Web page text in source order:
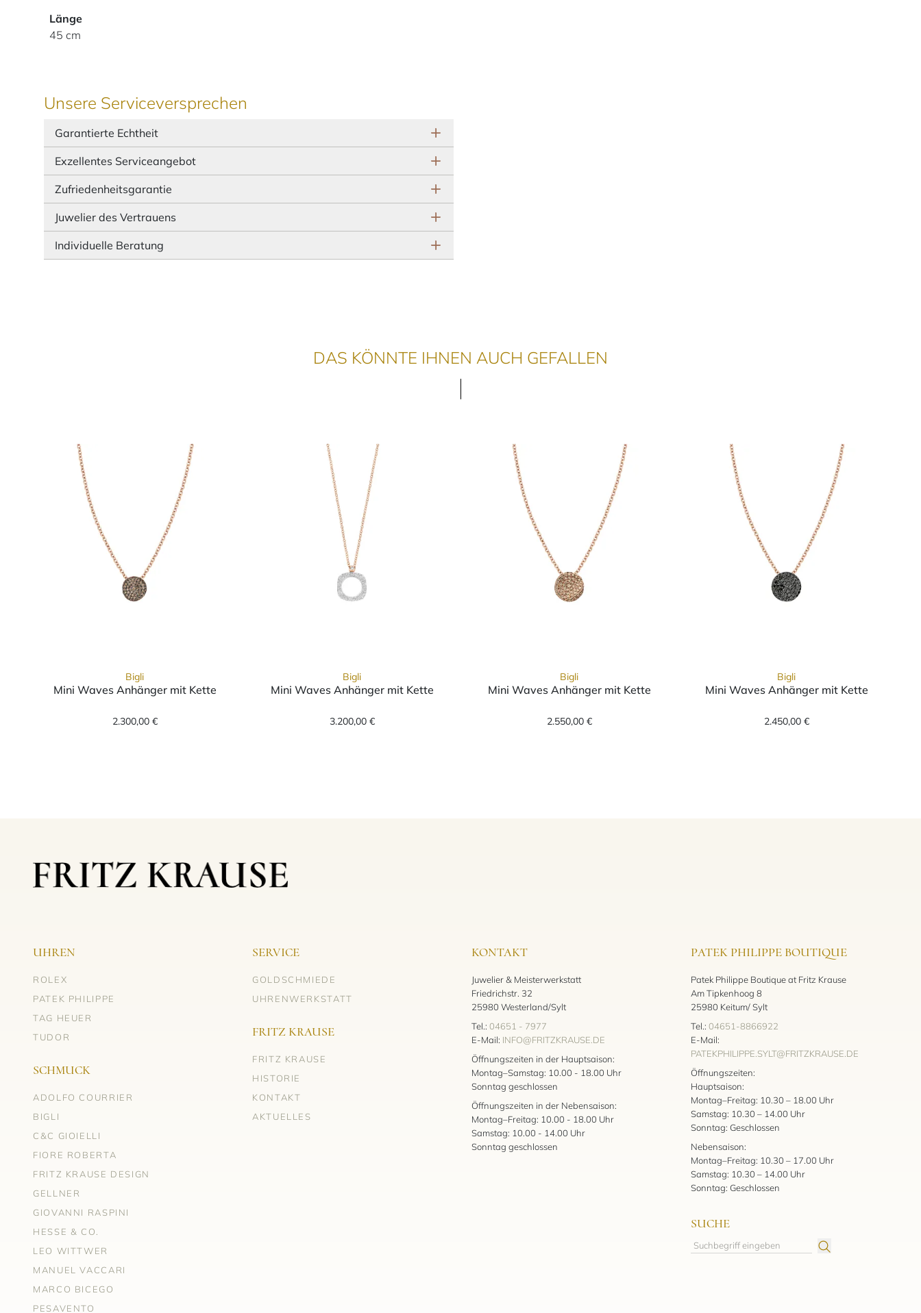
Länge
45 cm
Unsere Serviceversprechen
Garantierte Echtheit
Exzellentes Serviceangebot
Zufriedenheitsgarantie
Juwelier des Vertrauens
Individuelle Beratung
DAS KÖNNTE IHNEN AUCH GEFALLEN
Bigli
Mini Waves Anhänger mit Kette
2.300,00 €
Bigli
Mini Waves Anhänger mit Kette
3.200,00 €
Bigli
Mini Waves Anhänger mit Kette
2.550,00 €
Bigli
Mini Waves Anhänger mit Kette
2.450,00 €
UHREN
ROLEX
PATEK PHILIPPE
TAG HEUER
TUDOR
SCHMUCK
ADOLFO COURRIER
BIGLI
C&C GIOIELLI
FIORE ROBERTA
FRITZ KRAUSE DESIGN
GELLNER
GIOVANNI RASPINI
HESSE & CO.
LEO WITTWER
MANUEL VACCARI
MARCO BICEGO
PESAVENTO
SERVICE
GOLDSCHMIEDE
UHRENWERKSTATT
FRITZ KRAUSE
FRITZ KRAUSE
HISTORIE
KONTAKT
AKTUELLES
KONTAKT
Juwelier & Meisterwerkstatt
Friedrichstr. 32
25980 Westerland/Sylt
Tel.: 04651 - 7977
E-Mail: INFO@FRITZKRAUSE.DE
Öffnungszeiten in der Hauptsaison:
Montag–Samstag: 10.00 - 18.00 Uhr
Sonntag geschlossen
Öffnungszeiten in der Nebensaison:
Montag–Freitag: 10.00 - 18.00 Uhr
Samstag: 10.00 - 14.00 Uhr
Sonntag geschlossen
PATEK PHILIPPE BOUTIQUE
Patek Philippe Boutique at Fritz Krause
Am Tipkenhoog 8
25980 Keitum/ Sylt
Tel.: 04651-8866922
E-Mail:
PATEKPHILIPPE.SYLT@FRITZKRAUSE.DE
Öffnungszeiten:
Hauptsaison:
Montag–Freitag: 10.30 – 18.00 Uhr
Samstag: 10.30 – 14.00 Uhr
Sonntag: Geschlossen
Nebensaison:
Montag–Freitag: 10.30 – 17.00 Uhr
Samstag: 10.30 – 14.00 Uhr
Sonntag: Geschlossen
SUCHE